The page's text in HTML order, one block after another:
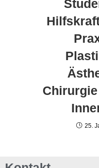
25.